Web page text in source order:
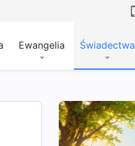
Ewangelia Świadectwa